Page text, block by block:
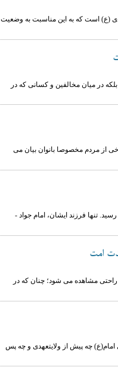
(ع) است که به این مناسبت به وضعیت
در میان مخالفین و کسانی که در
از مردم مخصوصا بانوان بیان می
رسید. تنها فرزند ایشان، امام جواد -
امت
مشاهده می شود؛ چنان که در
چه پیش از ولایتعهدی و چه پس